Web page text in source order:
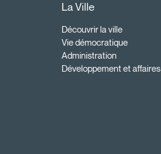
La Ville
Découvrir la ville
Vie démocratique
Administration
Développement et affaires